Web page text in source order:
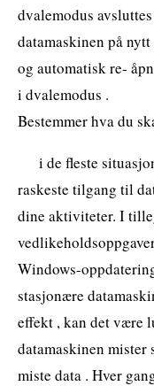
dvalemodus
datamaskinen på
og automatisk re-
i dvalemodus .
Bestemmer hva du
i de fleste
raskeste tilgang til
dine aktiviteter. I
Windows-
stasjonære
effekt , kan det være
datamaskinen mister
miste data . Hver